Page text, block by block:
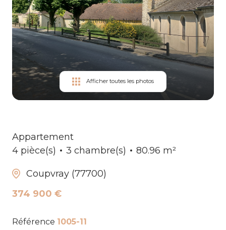
Afficher toutes les photos
Appartement
4 pièce(s)
3 chambre(s) 80.96 m²
Coupvray (77700)
374 900 €
Référence 1005-11